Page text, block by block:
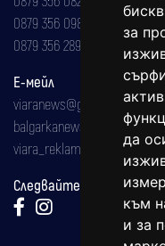
за
да
към
и за
0879 356 098
0879 356 289
Е-мейл
viaranews@gmail.com
balgarkanews@gmail.com
viara_reklama@mail.bg
Следвайте ни: